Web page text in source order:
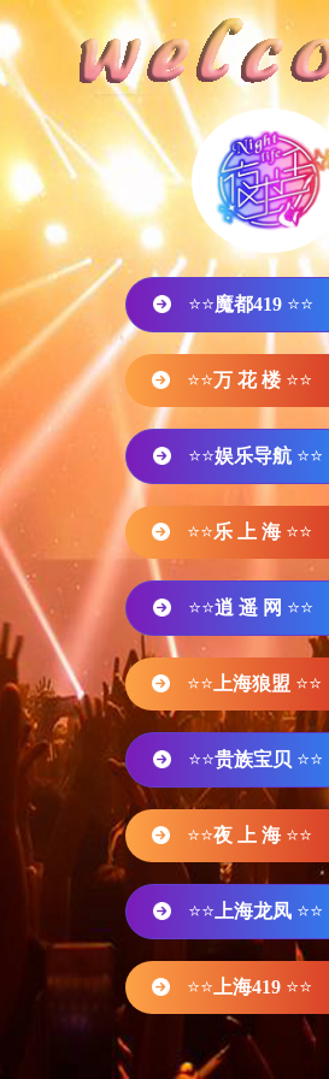
⭐⭐魔都419 ⭐⭐
⭐⭐万 花 楼 ⭐⭐
⭐⭐娱乐导航 ⭐⭐
⭐⭐乐 上 海 ⭐⭐
⭐⭐逍 遥 网 ⭐⭐
⭐⭐ 上海狼盟 ⭐⭐
⭐⭐贵族宝贝 ⭐⭐
⭐⭐夜 上 海 ⭐⭐
⭐⭐ 上海龙凤 ⭐⭐
⭐⭐ 上海419 ⭐⭐